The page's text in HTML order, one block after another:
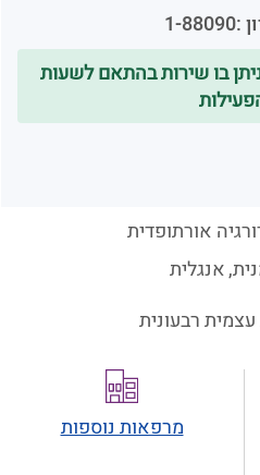
:
1-88090
בו שירות בהתאם לשעות
אורתופדית
,אנגלית
רבעונית
מרפאות נוספות